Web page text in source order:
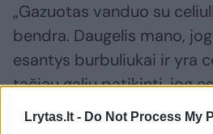
Lrytas.lt - Do Not Process My
„Gazuotas vanduo su
bendra. Daugelis mano,
esantys burbuliukai ir yra
tačiau galiu patikinti, jog
angliarūgštėje, o gėrimo